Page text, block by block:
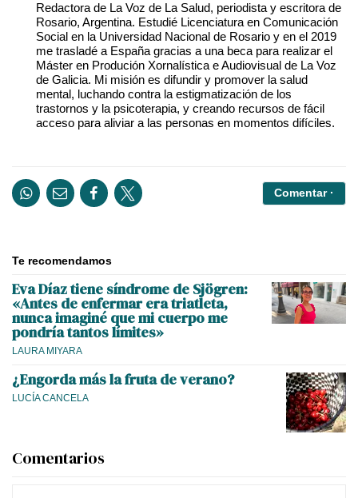
Redactora de La Voz de La Salud, periodista y escritora de
Rosario, Argentina. Estudié Licenciatura en Comunicación
Social en la Universidad Nacional de Rosario y en el 2019
me trasladé a España gracias a una beca para realizar el
Máster en Produción Xornalística e Audiovisual de La Voz
de Galicia. Mi misión es difundir y promover la salud
mental, luchando contra la estigmatización de los
trastornos y la psicoterapia, y creando recursos de fácil
acceso para aliviar a las personas en momentos difíciles.
Comentar ·
Te recomendamos
Eva Díaz tiene síndrome de Sjögren:
«Antes de enfermar era triatleta,
nunca imaginé que mi cuerpo me
pondría tantos límites»
LAURA MIYARA
¿Engorda más la fruta de verano?
LUCÍA CANCELA
Comentarios